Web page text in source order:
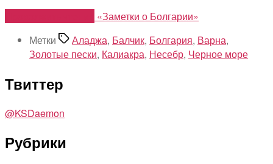
«Заметки о Болгарии»
Метки
Аладжа, Балчик, Болгария, Варна,
Золотые пески, Калиакра, Несебр, Черное море
Твиттер
@KSDaemon
Рубрики